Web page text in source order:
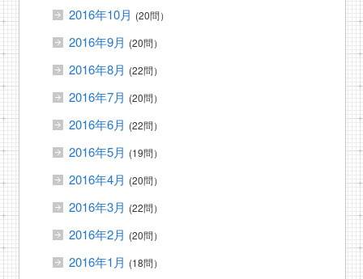
2016年10月 (20問）
2016年9月 (20問）
2016年8月 (22問）
2016年7月 (20問）
2016年6月 (22問）
2016年5月 (19問）
2016年4月 (20問）
2016年3月 (22問）
2016年2月 (20問）
2016年1月 (18問）